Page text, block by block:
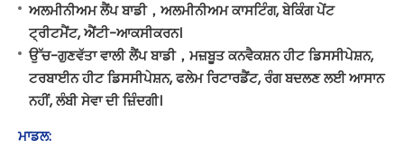
ਅਲਮੀਨੀਅਮ ਲੈਂਪ ਬਾਡੀ，ਅਲਮੀਨੀਅਮ ਕਾਸਟਿੰਗ, ਬੇਕਿੰਗ ਪੇਂਟ
ਟ੍ਰੀਟਮੈਂਟ, ਐਂਟੀ-ਆਕਸੀਕਰਨ।
ਉੱਚ-ਗੁਣਵੱਤਾ ਵਾਲੀ ਲੈਂਪ ਬਾਡੀ，ਮਜ਼ਬੂਤ ​​ਕਨਵੈਕਸ਼ਨ ਹੀਟ ਡਿਸਸੀਪੇਸ਼ਨ,
ਟਰਬਾਈਨ ਹੀਟ ਡਿਸਸੀਪੇਸ਼ਨ, ਫਲੇਮ ਰਿਟਾਰਡੈਂਟ, ਰੰਗ ਬਦਲਣ ਲਈ ਆਸਾਨ
ਨਹੀਂ, ਲੰਬੀ ਸੇਵਾ ਦੀ ਜ਼ਿੰਦਗੀ।
ਮਾਡਲ: